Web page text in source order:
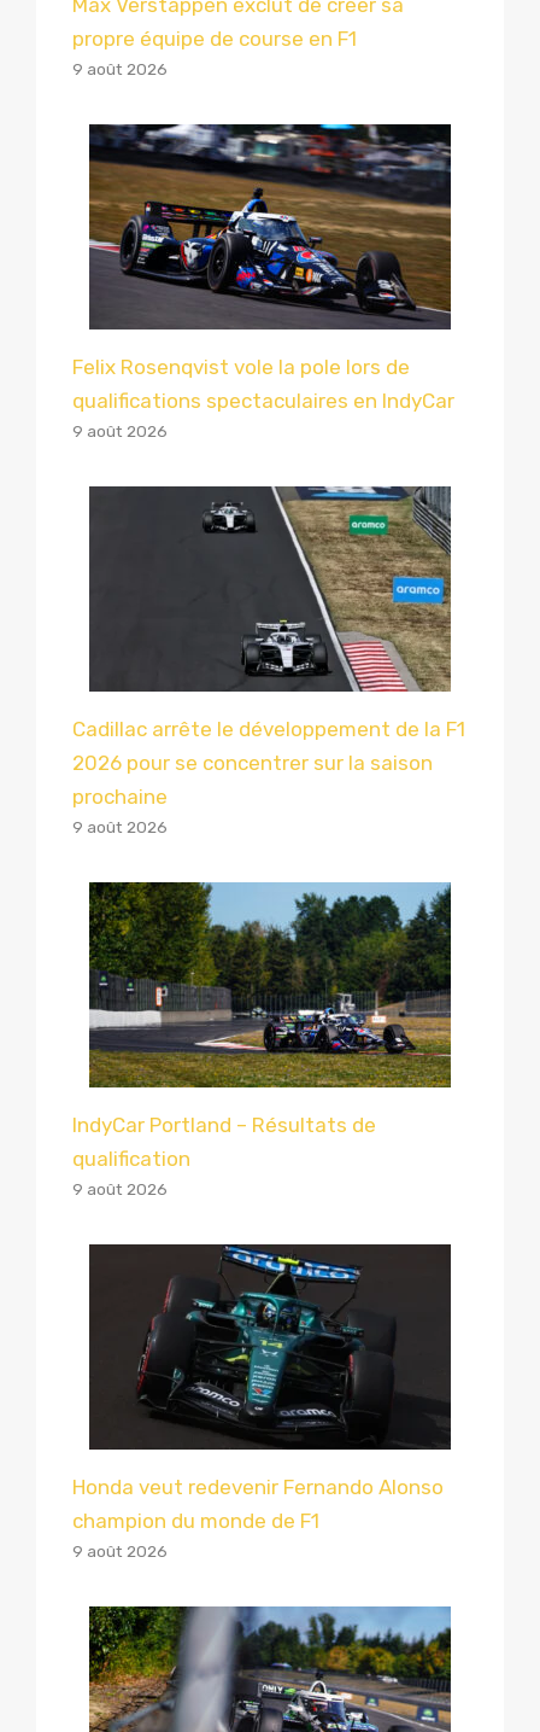
Max Verstappen exclut de créer sa
propre équipe de course en F1
9 août 2026
Felix Rosenqvist vole la pole lors de
qualifications spectaculaires en IndyCar
9 août 2026
Cadillac arrête le développement de la F1
2026 pour se concentrer sur la saison
prochaine
9 août 2026
IndyCar Portland – Résultats de
qualification
9 août 2026
Honda veut redevenir Fernando Alonso
champion du monde de F1
9 août 2026